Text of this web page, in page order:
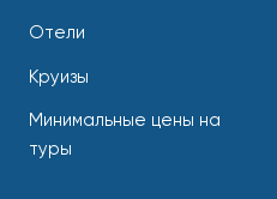
Отели
Круизы
Минимальные цены на
туры